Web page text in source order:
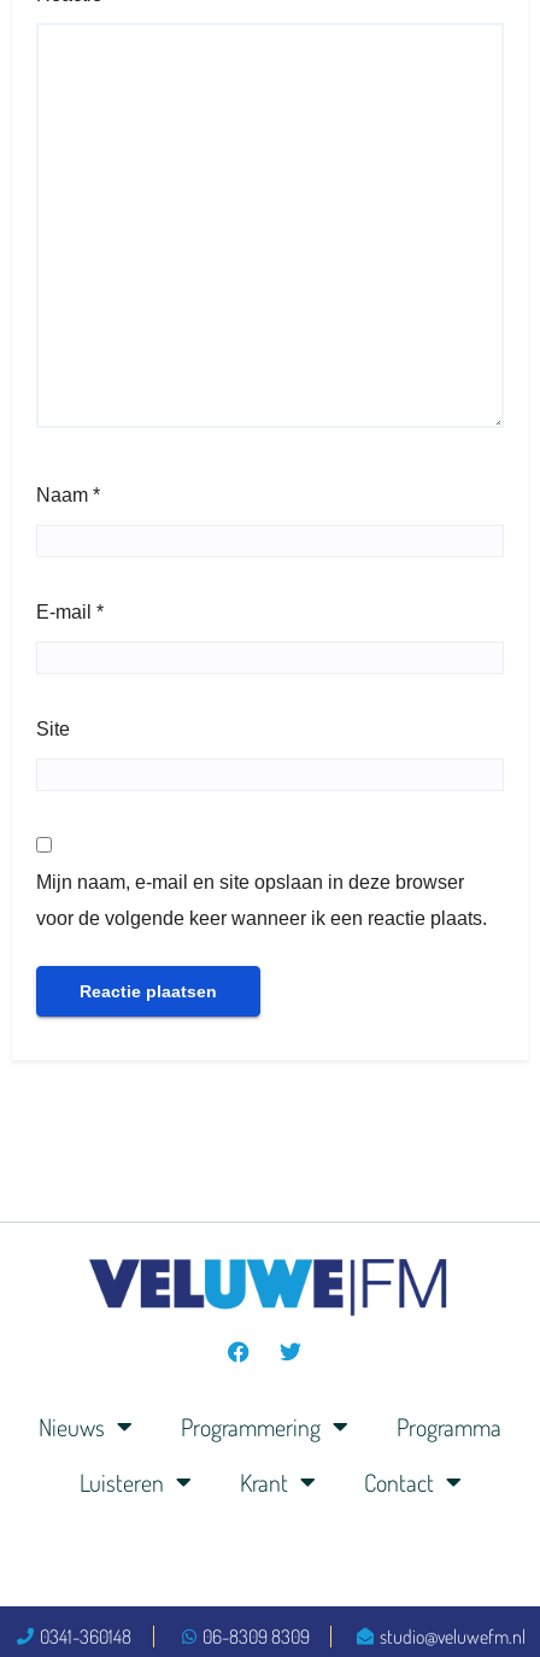
Naam *
E-mail *
Site
Mijn naam, e-mail en site opslaan in deze browser
voor de volgende keer wanneer ik een reactie plaats.
Nieuws Programmering
Programma
Luisteren
Krant Contact
0341-360148 06-8309 8309 studio@veluwefm.nl